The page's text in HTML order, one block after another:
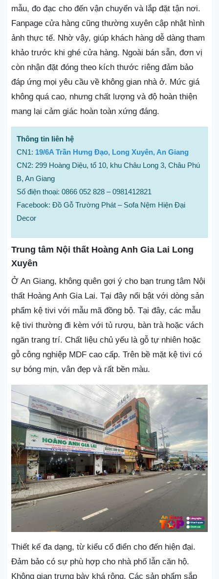
mẫu, đo đạc cho đến vận chuyển và lắp đặt tận nơi.
Fanpage cửa hàng cũng thường xuyên cập nhật hình
ảnh thực tế. Nhờ vậy, giúp khách hàng dễ dàng tham
khảo trước khi ghé cửa hàng. Ngoài bán sẵn, đơn vị
còn nhận đặt đóng theo kích thước riêng đảm bảo
đáp ứng mọi yêu cầu về không gian nhà ở. Mức giá
không quá cao, nhưng chất lượng và độ hoàn thiện
mang lại cảm giác hoàn toàn xứng đáng.
Thông tin liên hệ
CN1: 19/6A Trần Hưng Đạo, Long Xuyên, An Giang
CN2: 299 Hoàng Diệu, tổ 10, khu Châu Long 3, Châu Phú
B, An Giang
Số điện thoại: 0866 052 828 – 0981412821
Facebook: Đồ Gỗ Trường Phát – Sofa Nệm Hiện Đại
Decor
Trung tâm Nội thất Hoàng Anh Gia Lai Long
Xuyên
Ở An Giang, không quên gợi ý cho bạn trung tâm Nội
thất Hoàng Anh Gia Lai. Tại đây nổi bật với dòng sản
phẩm kệ tivi với mẫu mã đồng bộ. Tại đây, các mẫu
kệ tivi thường đi kèm với tủ rượu, bàn trà hoặc vách
ngăn trang trí. Chất liệu chủ yếu là gỗ tự nhiên hoặc
gỗ công nghiệp MDF cao cấp. Trên bề mặt kệ tivi có
sự bóng mịn, vân đẹp và rất bền màu.
Thiết kế đa dạng, từ kiểu cổ điển cho đến hiện đại.
Đảm bảo có sự phù hợp cho nhà phố lẫn căn hộ.
Không gian trưng bày khá rộng. Các sản phẩm sắp